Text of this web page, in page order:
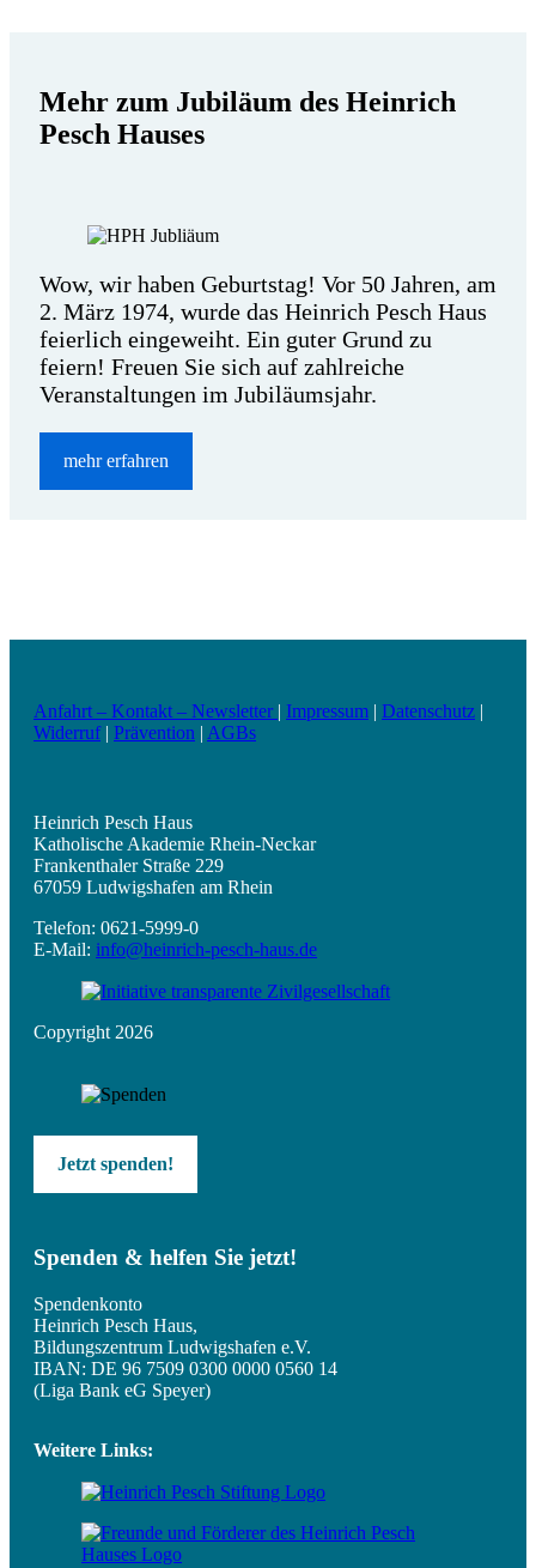
Mehr zum Jubiläum des Heinrich
Pesch Hauses
Wow, wir haben Geburtstag! Vor 50 Jahren, am
2. März 1974, wurde das Heinrich Pesch Haus
feierlich eingeweiht. Ein guter Grund zu
feiern! Freuen Sie sich auf zahlreiche
Veranstaltungen im Jubiläumsjahr.
mehr erfahren
Anfahrt – Kontakt – Newsletter | Impressum | Datenschutz |
Widerruf| Prävention | AGBs
Heinrich Pesch Haus
Katholische Akademie Rhein-Neckar
Frankenthaler Straße 229
67059 Ludwigshafen am Rhein
Telefon: 0621-5999-0
E-Mail: info@heinrich-pesch-haus.de
Copyright 2026
Jetzt spenden!
Spenden & helfen Sie jetzt!
Spendenkonto
Heinrich Pesch Haus,
Bildungszentrum Ludwigshafen e.V.
IBAN: DE 96 7509 0300 0000 0560 14
(Liga Bank eG Speyer)
Weitere Links: